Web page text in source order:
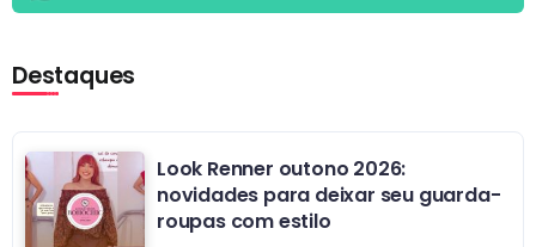
Destaques
Look Renner outono 2026:
novidades para deixar seu guarda-
roupas com estilo